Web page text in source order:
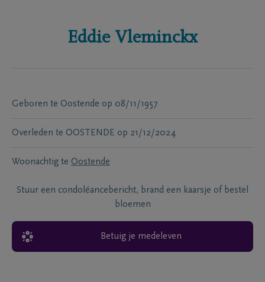
Eddie Vleminckx
Geboren te Oostende op 08/11/1957
Overleden te OOSTENDE op 21/12/2024
Woonachtig te Oostende
Stuur een condoléancebericht, brand een kaarsje of bestel
bloemen
Betuig je medeleven